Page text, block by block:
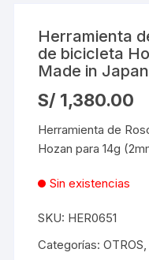
Herramienta
de bicicleta
Made in Japan
S/ 1,380.00
Herramienta de
Hozan para 14g
Sin existencias
SKU: HER0651
Categorías:OTROS,